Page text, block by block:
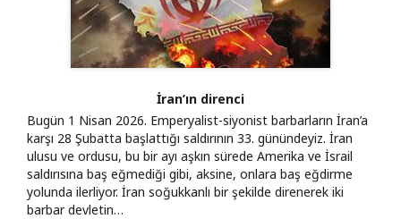
İran’ın direnci
Bugün 1 Nisan 2026. Emperyalist-siyonist barbarların İran’a
karşı 28 Şubatta başlattığı saldırının 33. günündeyiz. İran
ulusu ve ordusu, bu bir ayı aşkın sürede Amerika ve İsrail
saldırısına baş eğmediği gibi, aksine, onlara baş eğdirme
yolunda ilerliyor. İran soğukkanlı bir şekilde direnerek iki
barbar devletin…